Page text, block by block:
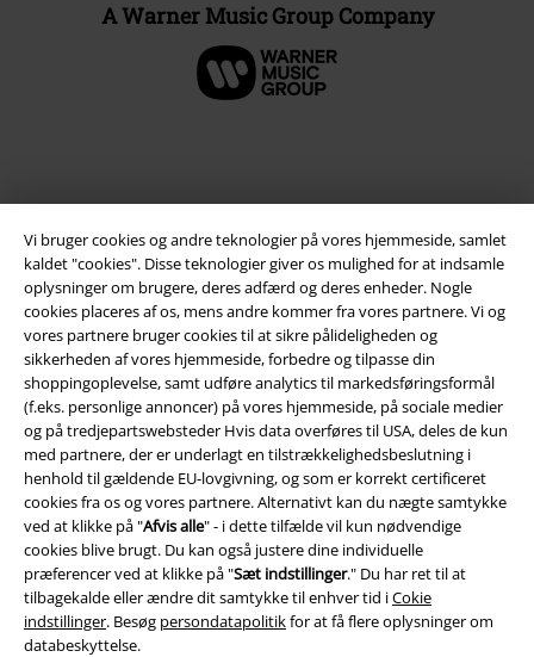
Vi bruger cookies og andre teknologier på vores hjemmeside, samlet
kaldet "cookies". Disse teknologier giver os mulighed for at indsamle
oplysninger om brugere, deres adfærd og deres enheder. Nogle
cookies placeres af os, mens andre kommer fra vores partnere. Vi og
vores partnere bruger cookies til at sikre pålideligheden og
sikkerheden af ​​vores hjemmeside, forbedre og tilpasse din
shoppingoplevelse, samt udføre analytics til markedsføringsformål
(f.eks. personlige annoncer) på vores hjemmeside, på sociale medier
og på tredjepartswebsteder Hvis data overføres til USA, deles de kun
med partnere, der er underlagt en tilstrækkelighedsbeslutning i
henhold til gældende EU-lovgivning, og som er korrekt certificeret
cookies fra os og vores partnere. Alternativt kan du nægte samtykke
ved at klikke på "Afvis alle" - i dette tilfælde vil kun nødvendige
cookies blive brugt. Du kan også justere dine individuelle
præferencer ved at klikke på "Sæt indstillinger." Du har ret til at
tilbagekalde eller ændre dit samtykke til enhver tid iCokie
indstillinger. Besøg persondatapolitikfor at få flere oplysninger om
databeskyttelse.
A Warner Music Group Company
Juridisk
Salgs-, medlems- & leveringsbetingelser
Om EMP Danmark
Persondatapolitik
Bortskaffelse af affald og miljøbeskyttelse
Overensstemmelseserklæring